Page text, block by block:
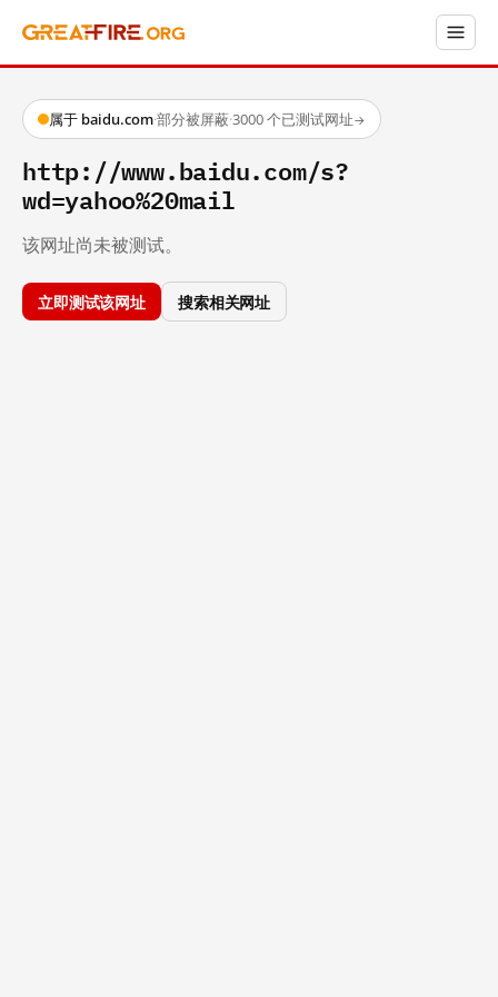
属于 baidu.com·部分被屏蔽·3000 个已测试网址→
http://www.baidu.com/s?
wd=yahoo%20mail
该网址尚未被测试。
立即测试该网址 搜索相关网址